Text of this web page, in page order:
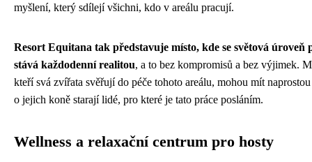
myšlení, který sdílejí všichni, kdo v areálu pracují.
Resort Equitana tak představuje místo, kde se světová úroveň
stává každodenní realitou, a to bez kompromisů a bez výjimek.
kteří svá zvířata svěřují do péče tohoto areálu, mohou mít
o jejich koně starají lidé, pro které je tato práce posláním.
Wellness a relaxační centrum pro hosty